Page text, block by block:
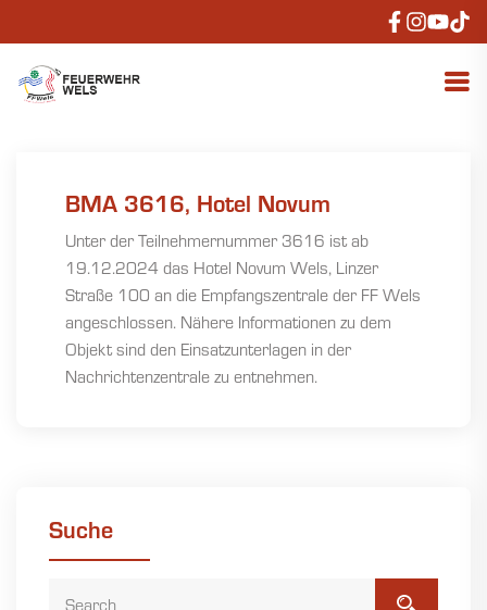
BMA 3616, Hotel Novum
Unter der Teilnehmernummer 3616 ist ab
19.12.2024 das Hotel Novum Wels, Linzer
Straße 100 an die Empfangszentrale der FF Wels
angeschlossen. Nähere Informationen zu dem
Objekt sind den Einsatzunterlagen in der
Nachrichtenzentrale zu entnehmen.
Suche